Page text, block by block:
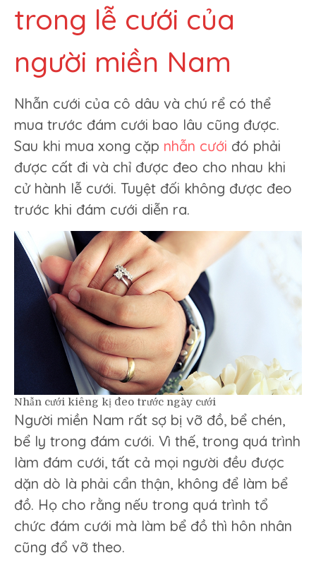
trong lễ cưới của
người miền Nam
Nhẫn cưới của cô dâu và chú rể có thể
mua trước đám cưới bao lâu cũng được.
Sau khi mua xong cặp nhẫn cưới đó phải
được cất đi và chỉ được đeo cho nhau khi
cử hành lễ cưới. Tuyệt đối không được đeo
trước khi đám cưới diễn ra.
Nhẫn cưới kiêng kị đeo trước ngày cưới
Người miền Nam rất sợ bị vỡ đồ, bể chén,
bể ly trong đám cưới. Vì thế, trong quá trình
làm đám cưới, tất cả mọi người đều được
dặn dò là phải cẩn thận, không để làm bể
đồ. Họ cho rằng nếu trong quá trình tổ
chức đám cưới mà làm bể đồ thì hôn nhân
cũng đổ vỡ theo.